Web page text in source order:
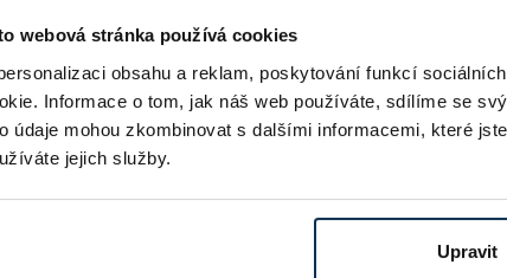
webová stránka používá cookies
obsahu a reklam, poskytování funkcí
Informace o tom, jak náš web používáte, sdílíme se
údaje mohou zkombinovat s dalšími informacemi, které
jejich služby.
Upravit
Peníze máte na
hypoték v ČR